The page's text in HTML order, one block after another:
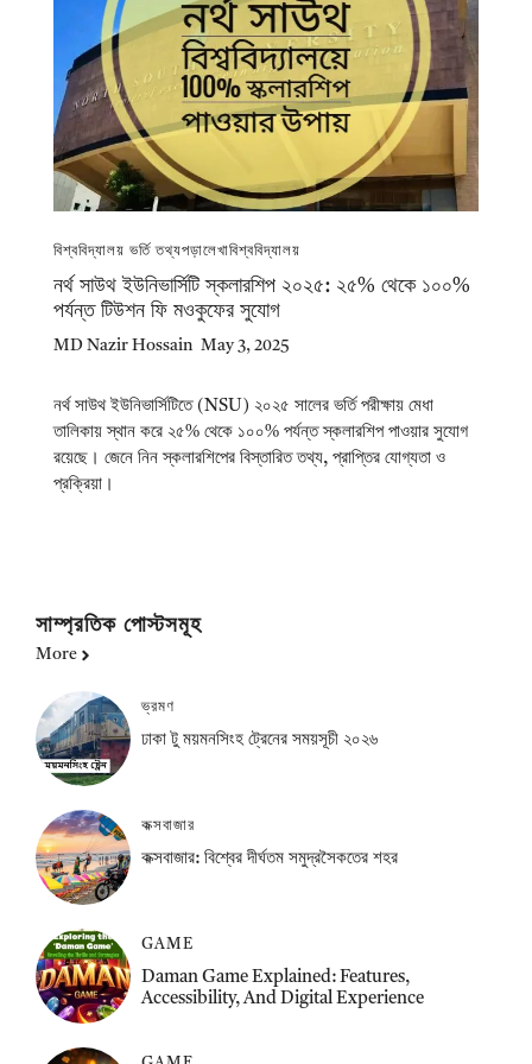
বিশ্ববিদ্যালয় ভর্তি তথ্যপড়ালেখাবিশ্ববিদ্যালয়
নর্থ সাউথ ইউনিভার্সিটি স্কলারশিপ ২০২৫: ২৫% থেকে ১০০%
পর্যন্ত টিউশন ফি মওকুফের সুযোগ
MD Nazir Hossain May 3, 2025
নর্থ সাউথ ইউনিভার্সিটিতে (NSU) ২০২৫ সালের ভর্তি পরীক্ষায় মেধা
তালিকায় স্থান করে ২৫% থেকে ১০০% পর্যন্ত স্কলারশিপ পাওয়ার সুযোগ
রয়েছে। জেনে নিন স্কলারশিপের বিস্তারিত তথ্য, প্রাপ্তির যোগ্যতা ও
প্রক্রিয়া।
সাম্প্রতিক পোস্টসমূহ
More
ভ্রমণ
ঢাকা টু ময়মনসিংহ ট্রেনের সময়সূচী ২০২৬
কক্সবাজার
কক্সবাজার: বিশ্বের দীর্ঘতম সমুদ্রসৈকতের শহর
GAME
Daman Game Explained: Features,
Accessibility, And Digital Experience